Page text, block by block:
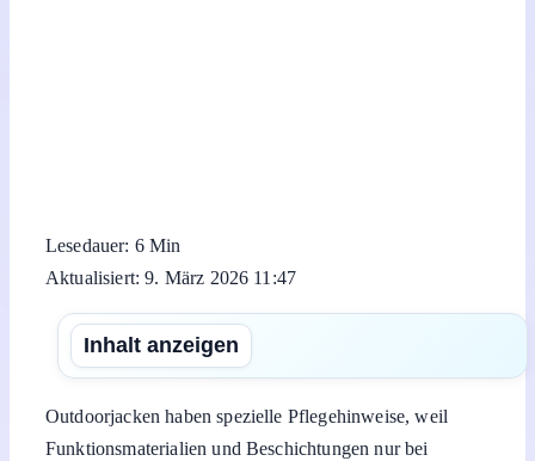
Lesedauer: 6 Min
Aktualisiert: 9. März 2026 11:47
Inhalt anzeigen
Outdoorjacken haben spezielle Pflegehinweise, weil
Funktionsmaterialien und Beschichtungen nur bei